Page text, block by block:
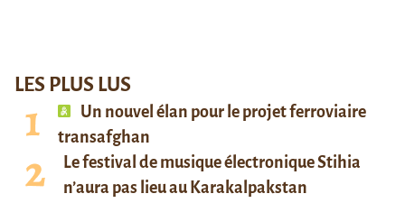
LES PLUS LUS
Un nouvel élan pour le projet ferroviaire
transafghan
Le festival de musique électronique Stihia
n’aura pas lieu au Karakalpakstan